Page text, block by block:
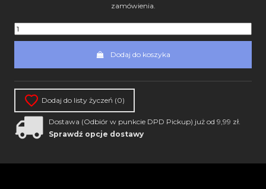
zamówienia.
Dodaj do koszyka
Dodaj do listy życzeń (0)
Dostawa (Odbiór w punkcie DPD Pickup) już od 9,99 zł.
Sprawdź opcje dostawy